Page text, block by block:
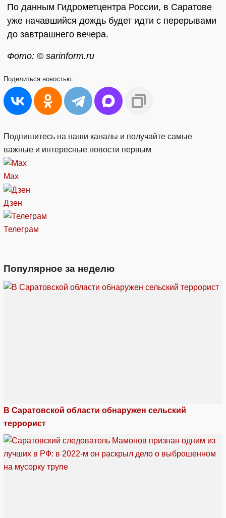
По данным Гидрометцентра России, в Саратове
уже начавшийся дождь будет идти с перерывами
до завтрашнего вечера.
Фото: © sarinform.ru
Поделиться новостью:
Подпишитесь на наши каналы и получайте самые
важные и интересные новости первым
Max
Дзен
Телеграм
Популярное за неделю
В Саратовской области обнаружен сельский
террорист